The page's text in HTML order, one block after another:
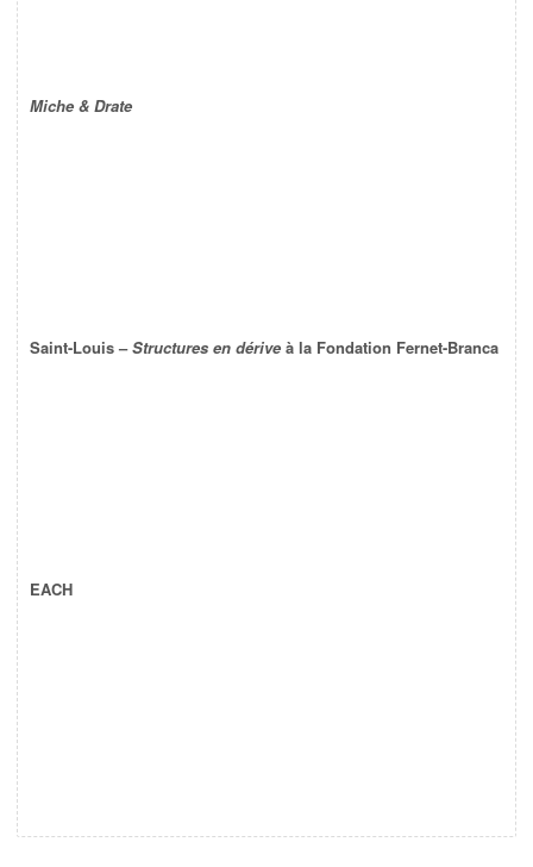
Miche & Drate
Saint-Louis –Structures en dérive à la Fondation Fernet-Branca
EACH